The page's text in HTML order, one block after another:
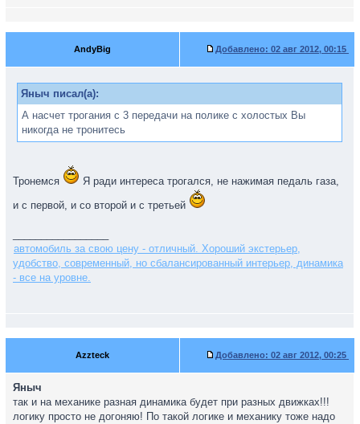
AndyBig Добавлено: 02 авг 2012, 00:15
Яныч писал(а):
А насчет трогания с 3 передачи на полике с холостых Вы
никогда не тронитесь
Тронемся
Я ради интереса трогался, не нажимая педаль газа,
и с первой, и со второй и с третьей
автомобиль за свою цену - отличный. Хороший экстерьер,
удобство, современный, но сбалансированный интерьер, динамика
- все на уровне.
Azzteck Добавлено: 02 авг 2012, 00:25
Яныч
так и на механике разная динамика будет при разных движках!!!
логику просто не догоняю! По такой логике и механику тоже надо